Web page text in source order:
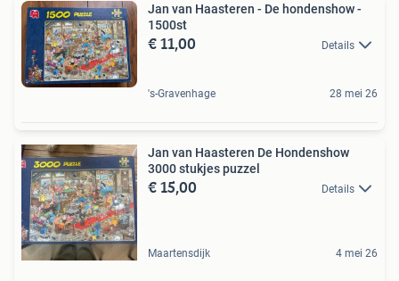
Jan van Haasteren - De hondenshow -
1500st
€ 11,00 Details
's-Gravenhage 28 mei 26
Jan van Haasteren De Hondenshow
3000 stukjes puzzel
€ 15,00 Details
Maartensdijk 4 mei 26